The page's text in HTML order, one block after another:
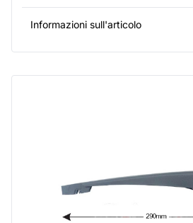
Informazioni sull'articolo